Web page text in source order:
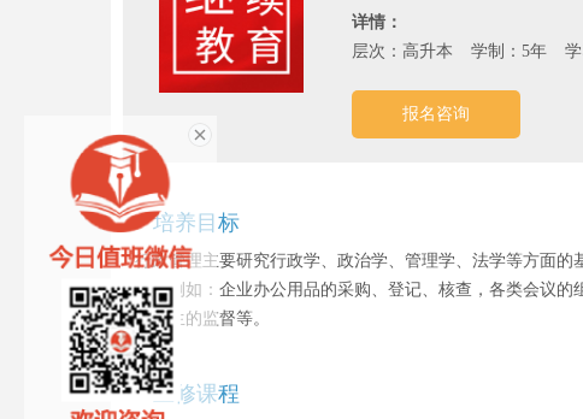
详情：
层次：高升本
学制：5年
报名咨询
培养目标
行政管理主要研究行政学、政治学、管理学、法学等方面
等。例如：企业办公用品的采购、登记、核查，各类会议
境卫生的监督等。
主修课程